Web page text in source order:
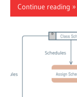
Continue reading